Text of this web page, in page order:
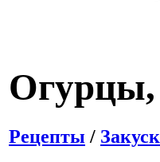
Рецепты /